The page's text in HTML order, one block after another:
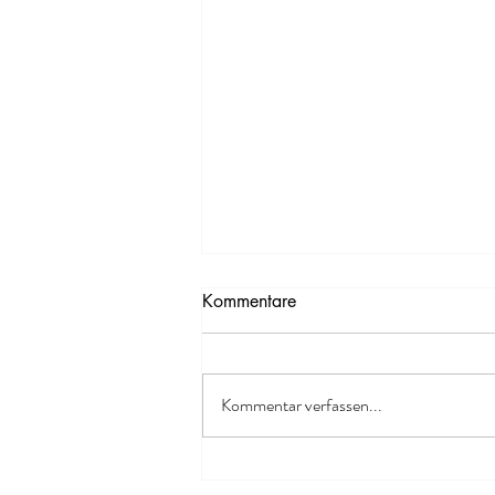
Kommentare
Kommentar verfassen...